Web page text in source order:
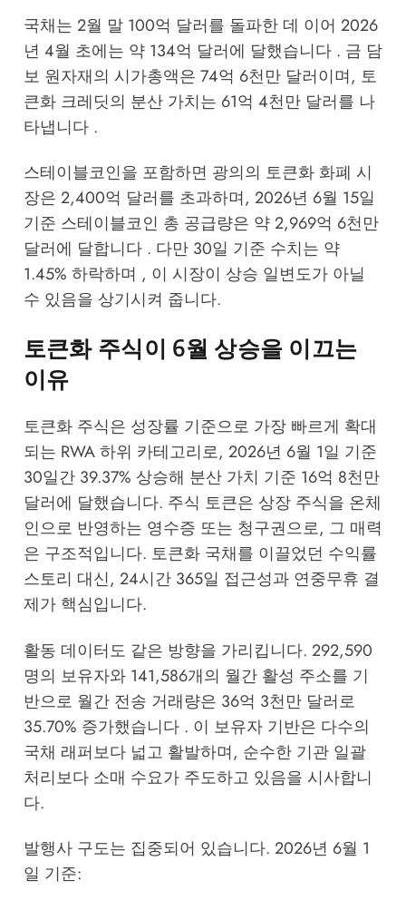
국채는 2월 말 100억 달러를 돌파한 데 이어 2026
년 4월 초에는 약 134억 달러에 달했습니다 . 금 담
보 원자재의 시가총액은 74억 6천만 달러이며, 토
큰화 크레딧의 분산 가치는 61억 4천만 달러를 나
타냅니다 .
스테이블코인을 포함하면 광의의 토큰화 화폐 시
장은 2,400억 달러를 초과하며, 2026년 6월 15일
기준 스테이블코인 총 공급량은 약 2,969억 6천만
달러에 달합니다 . 다만 30일 기준 수치는 약
1.45% 하락하며 , 이 시장이 상승 일변도가 아닐
수 있음을 상기시켜 줍니다.
토큰화 주식이 6월 상승을 이끄는
이유
토큰화 주식은 성장률 기준으로 가장 빠르게 확대
되는 RWA 하위 카테고리로, 2026년 6월 1일 기준
30일간 39.37% 상승해 분산 가치 기준 16억 8천만
달러에 달했습니다. 주식 토큰은 상장 주식을 온체
인으로 반영하는 영수증 또는 청구권으로, 그 매력
은 구조적입니다. 토큰화 국채를 이끌었던 수익률
스토리 대신, 24시간 365일 접근성과 연중무휴 결
제가 핵심입니다.
활동 데이터도 같은 방향을 가리킵니다. 292,590
명의 보유자와 141,586개의 월간 활성 주소를 기
반으로 월간 전송 거래량은 36억 3천만 달러로
35.70% 증가했습니다 . 이 보유자 기반은 다수의
국채 래퍼보다 넓고 활발하며, 순수한 기관 일괄
처리보다 소매 수요가 주도하고 있음을 시사합니
다.
발행사 구도는 집중되어 있습니다. 2026년 6월 1
일 기준: